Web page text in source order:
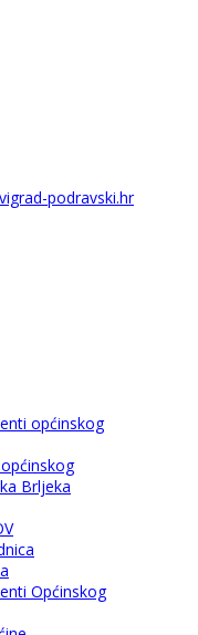
općinskog
Brljeka
Općinskog